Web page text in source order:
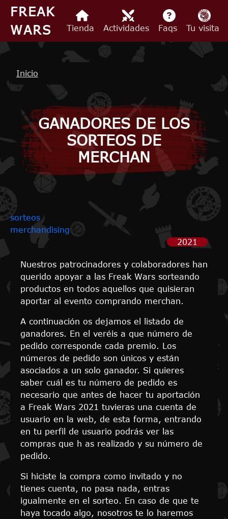
Pasar al contenido principal
FREAK
WARS
Tienda Actividades Faqs Tu visita
Ruta de navegación
Inicio
GANADORES DE LOS
SORTEOS DE
MERCHAN
sorteos
merchandising
2021
Nuestros patrocinadores y colaboradores han
querido apoyar a las Freak Wars sorteando
productos en todos aquellos que quisieran
aportar al evento comprando merchan.
A continuación os dejamos el listado de
ganadores. En el veréis a que número de
pedido corresponde cada premio. Los
números de pedido son únicos y están
asociados a un solo ganador. Si quieres
saber cuál es tu número de pedido es
necesario que antes de hacer tu aportación
a Freak Wars 2021 tuvieras una cuenta de
usuario en la web, de esta forma, entrando
en tu perfil de usuario podrás ver las
compras que h as realizado y su número de
pedido.
Si hiciste la compra como invitado y no
tienes cuenta, no pasa nada, entras
igualmente en el sorteo. En caso de que te
haya tocado algo, nosotros te lo haremos